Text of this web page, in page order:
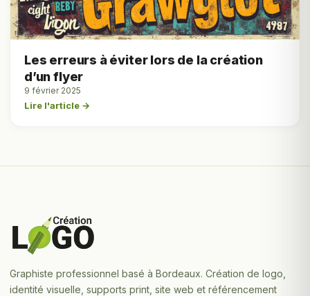
Les erreurs à éviter lors de la création
d’un flyer
9 février 2025
Lire l'article →
Graphiste professionnel basé à Bordeaux. Création de logo,
identité visuelle, supports print, site web et référencement